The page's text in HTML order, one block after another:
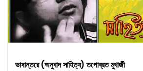
ভাষান্তরে (অনুবাদ সাহিত্য) তপোব্রত মুখার্জী